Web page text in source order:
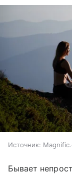
Источник:
Бывает